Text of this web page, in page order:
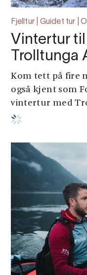
Fjelltur | Guidet tur |
Vintertur
Trolltunga
Kom tett på fire
også kjent som
vintertur med